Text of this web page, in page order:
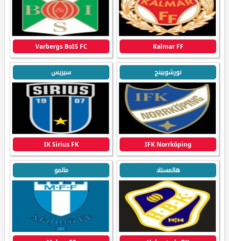
Kalmar FF
Varbergs BoIS FC
نورشوبينج
IFK Norrköping
سيريس
IK Sirius FK
هالمستاد مالمو